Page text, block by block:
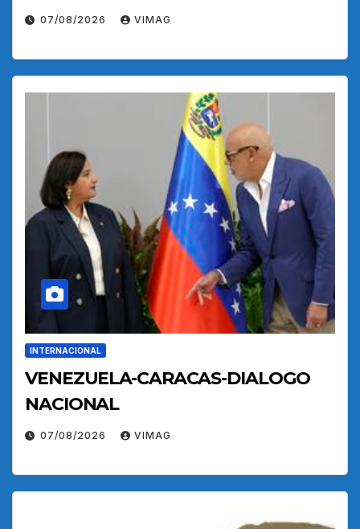
07/08/2026 VIMAG
INTERNACIONAL
VENEZUELA-CARACAS-DIALOGO
NACIONAL
07/08/2026 VIMAG